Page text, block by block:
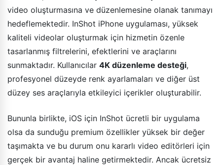
video oluşturmasına ve düzenlemesine olanak tanımayı
hedeflemektedir. InShot iPhone uygulaması, yüksek
kaliteli videolar oluşturmak için hizmetin özenle
tasarlanmış filtrelerini, efektlerini ve araçlarını
sunmaktadır. Kullanıcılar 4K düzenleme desteği,
profesyonel düzeyde renk ayarlamaları ve diğer üst
düzey ses araçlarıyla etkileyici içerikler oluşturabilir.
Bununla birlikte, iOS için InShot ücretli bir uygulama
olsa da sunduğu premium özellikler yüksek bir değer
taşımakta ve bu durum onu kararlı video editörleri için
gerçek bir avantaj haline getirmektedir. Ancak ücretsiz